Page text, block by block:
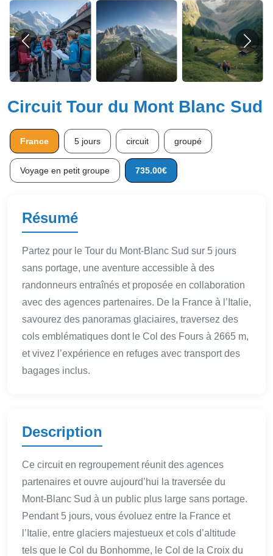
Circuit Tour du Mont Blanc Sud
France 5 jours circuit groupé
Voyage en petit groupe 735.00€
Résumé
Partez pour le Tour du Mont-Blanc Sud sur 5 jours
sans portage, une aventure accessible à des
randonneurs entraînés et proposée en collaboration
avec des agences partenaires. De la France à l’Italie,
savourez des panoramas glaciaires, traversez des
cols emblématiques dont le Col des Fours à 2665 m,
et vivez l’expérience en refuges avec transport des
bagages inclus.
Description
Ce circuit en regroupement réunit des agences
partenaires et ouvre aujourd’hui la traversée du
Mont-Blanc Sud à un public plus large sans portage.
Pendant 5 jours, vous évoluez entre la France et
l’Italie, entre glaciers majestueux et cols d’altitude
tels que le Col du Bonhomme, le Col de la Croix du